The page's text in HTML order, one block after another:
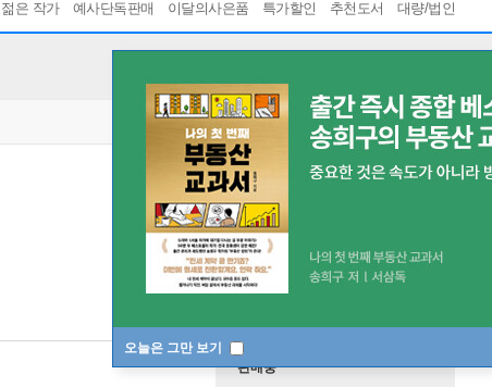
젊은 작가 예사단독판매 이달의사은품 특가할인 추천도서 대량/법인
오늘은 그만 보기
판매중